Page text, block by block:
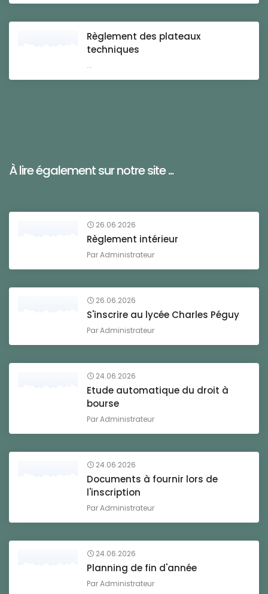
Règlement des plateaux
techniques
...
À lire également sur notre site ...
26.06.2026
Règlement intérieur
ParAdministrateur
26.06.2026
S'inscrire au lycée Charles Péguy
ParAdministrateur
24.06.2026
Etude automatique du droit à
bourse
ParAdministrateur
24.06.2026
Documents à fournir lors de
l'inscription
ParAdministrateur
24.06.2026
Planning de fin d'année
ParAdministrateur